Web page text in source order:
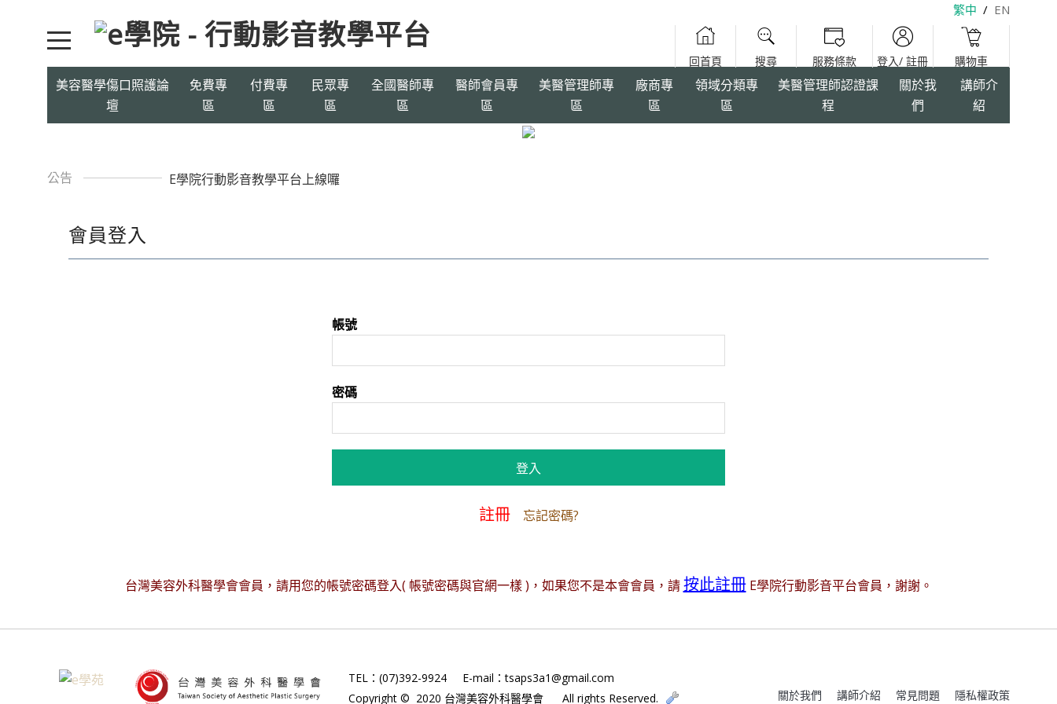
繁中 / EN
美容醫學傷口照護論
壇
免費專
區
付費專
區
民眾專
區
全國醫師專
區
醫師會員專
區
美醫管理師專
區
廠商專
區
領域分類專
區
美醫管理師認證課
程
關於我
們
講師介
紹
公告 E學院行動影音教學平台上線囉
會員登入
帳號
密碼
註冊 忘記密碼?
台灣美容外科醫學會會員，請用您的帳號密碼登入( 帳號密碼與官網一樣 )，如果您不是本會會員，請按此註冊E學院行動影音平台會員，謝謝。
TEL：(07)392-9924
E-mail：tsaps3a1@gmail.com
Copyright © 2020 台灣美容外科醫學會
All rights Reserved. 關於我們 講師介紹 常見問題 隱私權政策